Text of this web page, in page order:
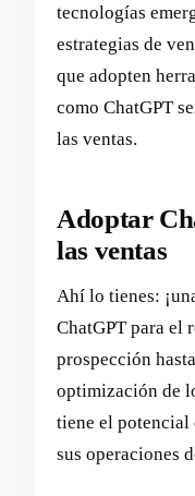
tecnologías
estrategias de
que adopten
como ChatGPT
las ventas.
Adoptar
las ventas
Ahí lo tienes:
ChatGPT para el
prospección
optimización de
tiene el potencial
sus operaciones